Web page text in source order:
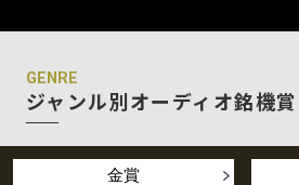
GENRE
ジャンル別オーディオ銘機賞
金賞